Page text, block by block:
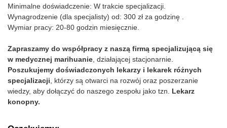
Minimalne doświadczenie: W trakcie specjalizacji.
Wynagrodzenie (dla specjalisty) od: 300 zł za godzinę .
Wymiar pracy: 20-80 godzin miesięcznie.
Zapraszamy do współpracy z naszą firmą specjalizującą się
w medycznej marihuanie , działającej stacjonarnie.
Poszukujemy doświadczonych lekarzy i lekarek różnych
specjalizacji , którzy są otwarci na rozwój oraz poszerzanie
wiedzy, aby dołączyć do naszego zespołu jako tzn. Lekarz
konopny.